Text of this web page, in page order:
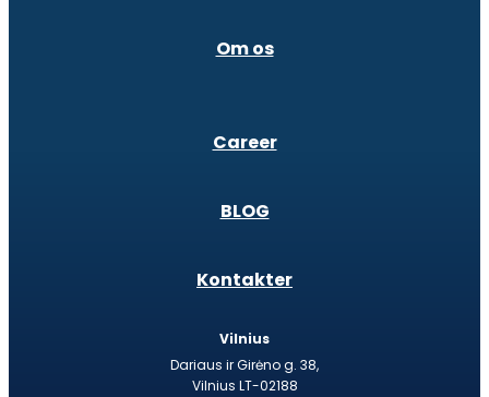
Om os
Career
BLOG
Kontakter
Vilnius
Dariaus ir Girėno g. 38,
Vilnius LT-02188